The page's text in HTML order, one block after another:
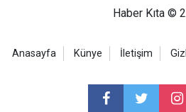
Haber Kıta ©
Anasayfa Künye İletişim